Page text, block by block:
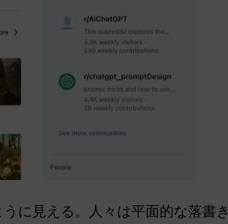
に見える。人々は平面的な落書き